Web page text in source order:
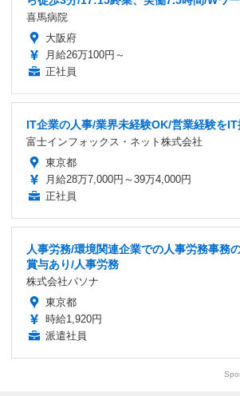
喜馬病院
大阪府
月給26万100円～
正社員
IT企業の人事/業界未経験OK/営業経験を
富士インフォックス・ネット株式会社
東京都
月給28万7,000円～39万4,000円
正社員
人事労務/環境関連企業での人事労務事務
賞与あり/人事労務
株式会社パソナ
東京都
時給1,920円
派遣社員